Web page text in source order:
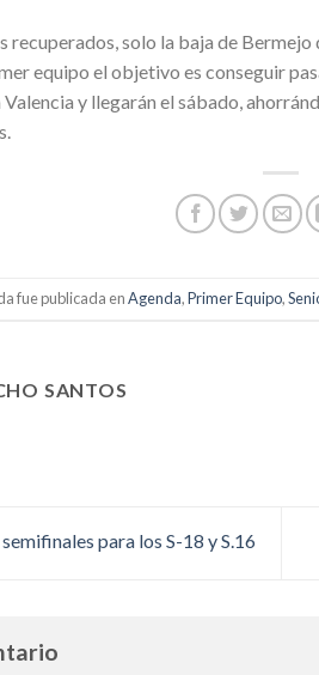
recuperados, solo la baja de
equipo el objetivo es conseguir
y llegarán el sábado,
fue publicada enAgenda,Primer Equipo,
SANTOS
para los S-18 y S.16